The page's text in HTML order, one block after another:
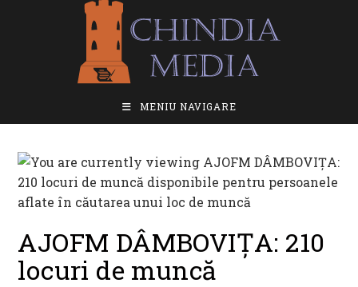
MENIU NAVIGARE
AJOFM DÂMBOVIȚA: 210
locuri de muncă